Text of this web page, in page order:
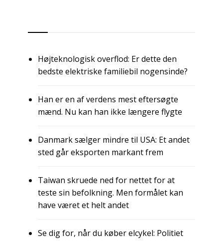
Højteknologisk overflod: Er dette den
bedste elektriske familiebil nogensinde?
Han er en af verdens mest eftersøgte
mænd. Nu kan han ikke længere flygte
Danmark sælger mindre til USA: Et andet
sted går eksporten markant frem
Taiwan skruede ned for nettet for at
teste sin befolkning. Men formålet kan
have været et helt andet
Se dig for, når du køber elcykel: Politiet